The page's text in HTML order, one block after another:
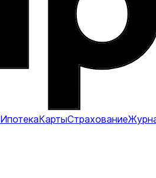
ИпотекаКартыСтрахование